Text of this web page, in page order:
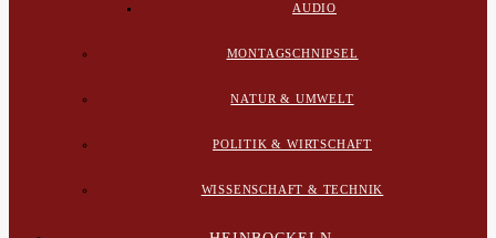
AUDIO
MONTAGSCHNIPSEL
NATUR & UMWELT
POLITIK & WIRTSCHAFT
WISSENSCHAFT & TECHNIK